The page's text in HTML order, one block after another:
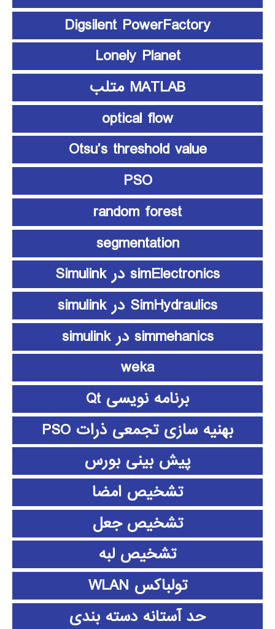
Digsilent PowerFactory
Lonely Planet
MATLAB متلب
optical flow
Otsu’s threshold value
PSO
random forest
segmentation
simElectronics در Simulink
SimHydraulics در simulink
simmehanics در simulink
weka
برنامه نویسی Qt
بهنیه سازی تجمعی ذرات PSO
پیش بینی بورس
تشخیص امضا
تشخیص جعل
تشخیص لبه
تولباکس WLAN
حد آستانه دسته بندی